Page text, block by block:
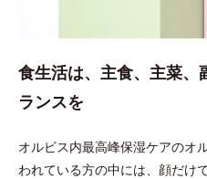
食生活は、主食、主菜、
ランスを
オルビス内最高峰保湿ケアのオ
われている方の中には、顔だけ